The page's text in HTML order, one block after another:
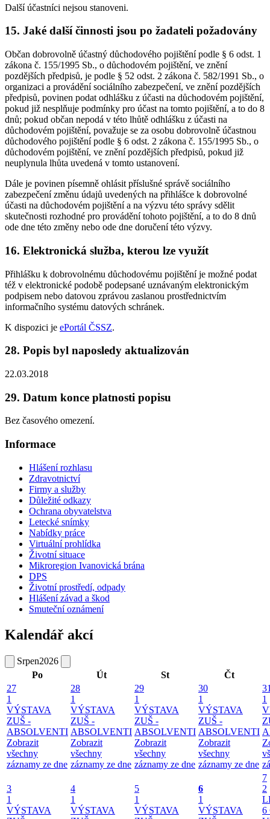
Další účastníci nejsou stanoveni.
15. Jaké další činnosti jsou po žadateli požadovány
Občan dobrovolně účastný důchodového pojištění podle § 6 odst. 1
zákona č. 155/1995 Sb., o důchodovém pojištění, ve znění
pozdějších předpisů, je podle § 52 odst. 2 zákona č. 582/1991 Sb., o
organizaci a provádění sociálního zabezpečení, ve znění pozdějších
předpisů, povinen podat odhlášku z účasti na důchodovém pojištění,
pokud již nesplňuje podmínky pro účast na tomto pojištění, a to do 8
dnů; pokud občan nepodá v této lhůtě odhlášku z účasti na
důchodovém pojištění, považuje se za osobu dobrovolně účastnou
důchodového pojištění podle § 6 odst. 2 zákona č. 155/1995 Sb., o
důchodovém pojištění, ve znění pozdějších předpisů, pokud již
neuplynula lhůta uvedená v tomto ustanovení.
Dále je povinen písemně ohlásit příslušné správě sociálního
zabezpečení změnu údajů uvedených na přihlášce k dobrovolné
účasti na důchodovém pojištění a na výzvu této správy sdělit
skutečnosti rozhodné pro provádění tohoto pojištění, a to do 8 dnů
ode dne této změny nebo ode dne doručení této výzvy.
16. Elektronická služba, kterou lze využít
Přihlášku k dobrovolnému důchodovému pojištění je možné podat
též v elektronické podobě podepsané uznávaným elektronickým
podpisem nebo datovou zprávou zaslanou prostřednictvím
informačního systému datových schránek.
K dispozici je ePortál ČSSZ.
28. Popis byl naposledy aktualizován
22.03.2018
29. Datum konce platnosti popisu
Bez časového omezení.
Informace
Hlášení rozhlasu
Zdravotnictví
Firmy a služby
Důležité odkazy
Ochrana obyvatelstva
Letecké snímky
Nabídky práce
Virtuální prohlídka
Životní situace
Mikroregion Ivanovická brána
DPS
Životní prostředí, odpady
Hlášení závad a škod
Smuteční oznámení
Kalendář akcí
Srpen2026
Po
Út St
Čt
27
1
VÝSTAVA
ZUŠ -
ABSOLVENTI
Zobrazit
všechny
záznamy ze dne
28
1
VÝSTAVA
ZUŠ -
ABSOLVENTI
Zobrazit
všechny
záznamy ze dne
29
1
VÝSTAVA
ZUŠ -
ABSOLVENTI
Zobrazit
všechny
záznamy ze dne
30
1
VÝSTAVA
ZUŠ -
ABSOLVENTI
Zobrazit
všechny
záznamy ze dne
1
3
1
VÝSTAVA
4
1
VÝSTAVA
5
1
VÝSTAVA
6
1
VÝSTAVA
7
2
6